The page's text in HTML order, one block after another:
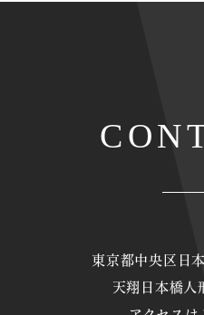
東京都中央区日
天翔日本橋人